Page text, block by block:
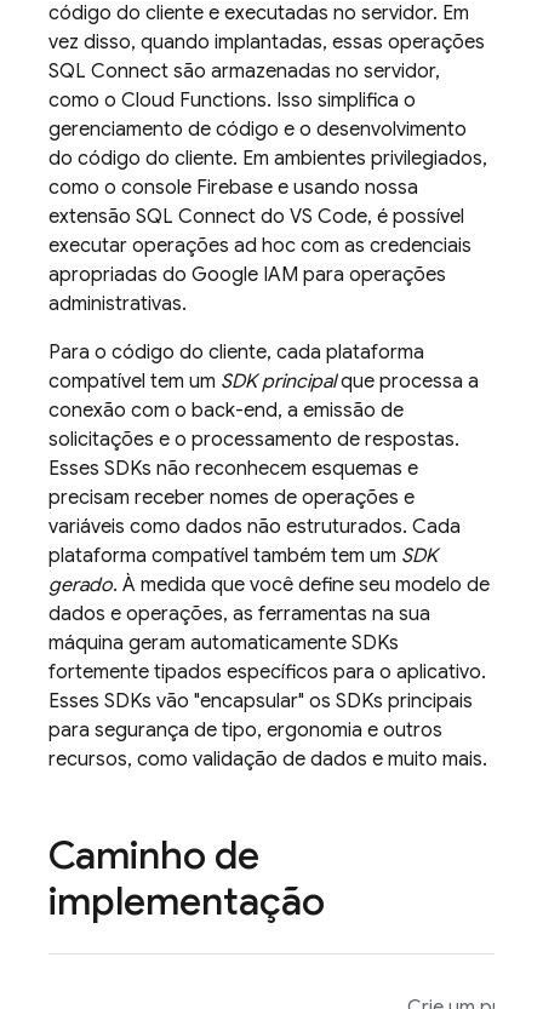
código do cliente e executadas no servidor. Em
vez disso, quando implantadas, essas operações
SQL Connect são armazenadas no servidor,
como o Cloud Functions. Isso simplifica o
gerenciamento de código e o desenvolvimento
do código do cliente. Em ambientes privilegiados,
como o console Firebase e usando nossa
extensão SQL Connect do VS Code, é possível
executar operações ad hoc com as credenciais
apropriadas do Google IAM para operações
administrativas.
Para o código do cliente, cada plataforma
compatível tem um SDK principalque processa a
conexão com o back-end, a emissão de
solicitações e o processamento de respostas.
Esses SDKs não reconhecem esquemas e
precisam receber nomes de operações e
variáveis como dados não estruturados. Cada
plataforma compatível também tem um SDK
gerado. À medida que você define seu modelo de
dados e operações, as ferramentas na sua
máquina geram automaticamente SDKs
fortemente tipados específicos para o aplicativo.
Esses SDKs vão "encapsular" os SDKs principais
para segurança de tipo, ergonomia e outros
recursos, como validação de dados e muito mais.
Caminho de
implementação